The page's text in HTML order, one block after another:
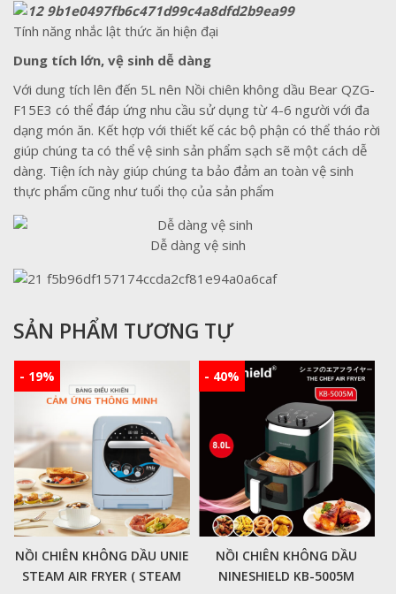
Tính năng nhắc lật thức ăn hiện đại
Dung tích lớn, vệ sinh dễ dàng
Với dung tích lên đến 5L nên Nồi chiên không dầu Bear QZG-
F15E3 có thể đáp ứng nhu cầu sử dụng từ 4-6 người với đa
dạng món ăn. Kết hợp với thiết kế các bộ phận có thể tháo rời
giúp chúng ta có thể vệ sinh sản phẩm sạch sẽ một cách dễ
dàng. Tiện ích này giúp chúng ta bảo đảm an toàn vệ sinh
thực phẩm cũng như tuổi thọ của sản phẩm
Dễ dàng vệ sinh
SẢN PHẨM TƯƠNG TỰ
- 19%
NỒI CHIÊN KHÔNG DẦU UNIE
STEAM AIR FRYER ( STEAM
- 40%
NỒI CHIÊN KHÔNG DẦU
NINESHIELD KB-5005M